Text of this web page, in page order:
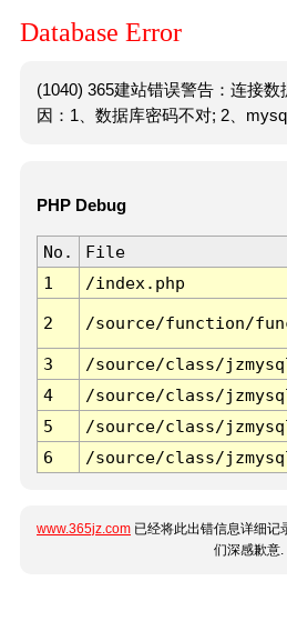
Database Error
(1040) 365建站错误警告：连接
因：1、数据库密码不对; 2、
PHP Debug
No. File
1
/index.php
2 /source/function/
3 /source/class/
4
/source/class/
5
/source/class/
6
/source/class/
www.365jz.com 已经将此出错信息详细记
们深感歉意.